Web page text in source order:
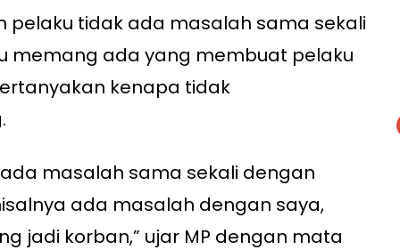
pelaku tidak ada masalah sama sekali
memang ada yang membuat pelaku
kenapa tidak
masalah sama sekali dengan
ada masalah dengan saya,
jadi korban,” ujar MP dengan mata